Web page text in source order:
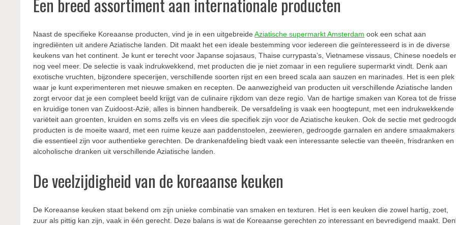
Een breed assortiment aan internationale producten
Naast de specifieke Koreaanse producten, vind je in een uitgebreideAziatische supermarkt Amsterdam ook een schat aan
ingrediënten uit andere Aziatische landen. Dit maakt het een ideale bestemming voor iedereen die geïnteresseerd is in de diverse
keukens van het continent. Je kunt er terecht voor Japanse sojasaus, Thaise currypasta’s, Vietnamese vissaus, Chinese noedels
nog veel meer. De selectie is vaak indrukwekkend, met producten die je niet zomaar in een reguliere supermarkt vindt. Denk aan
exotische vruchten, bijzondere specerijen, verschillende soorten rijst en een breed scala aan sauzen en marinades. Het is een plek
waar je kunt experimenteren met nieuwe smaken en recepten. De aanwezigheid van producten uit verschillende Aziatische landen
zorgt ervoor dat je een compleet beeld krijgt van de culinaire rijkdom van deze regio. Van de hartige smaken van Korea tot de frisse
en kruidige tonen van Zuidoost-Azië, alles is binnen handbereik. De versafdeling is vaak een hoogtepunt, met een indrukwekkende
variëteit aan groenten, kruiden en soms zelfs vis en vlees die specifiek zijn voor de Aziatische keuken. Ook de sectie met
producten is de moeite waard, met een ruime keuze aan paddenstoelen, zeewieren, gedroogde garnalen en andere smaakmakers
die essentieel zijn voor authentieke gerechten. De drankenafdeling biedt vaak een interessante selectie van theeën, frisdranken en
alcoholische dranken uit verschillende Aziatische landen.
De veelzijdigheid van de koreaanse keuken
De Koreaanse keuken staat bekend om zijn unieke combinatie van smaken en texturen. Het is een keuken die zowel hartig, zoet,
zuur als pittig kan zijn, vaak in één gerecht. Deze balans is wat de Koreaanse gerechten zo interessant en bevredigend maakt.